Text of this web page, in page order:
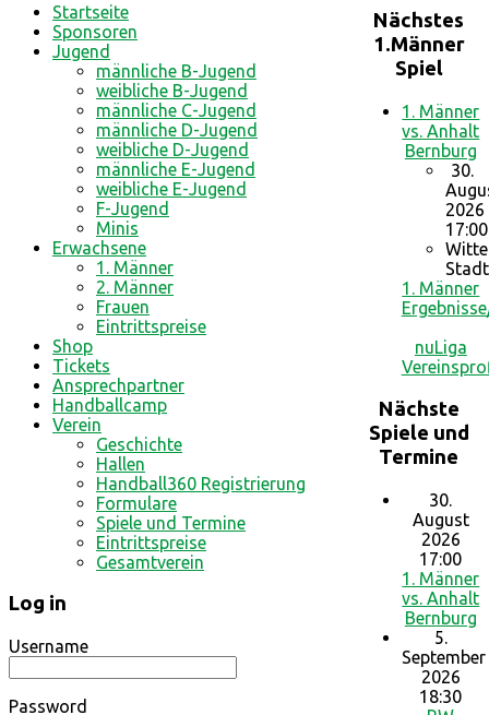
Nächstes
1.Männer
Spiel
1. Männer
vs. Anhalt
Bernburg
30.
2026
17:00
1. Männer
nuLiga
Nächste
Spiele und
Termine
30.
August
2026
17:00
1. Männer
vs. Anhalt
Bernburg
5.
September
2026
18:30
Startseite
Sponsoren
Jugend
männliche B-Jugend
weibliche B-Jugend
männliche C-Jugend
männliche D-Jugend
weibliche D-Jugend
männliche E-Jugend
weibliche E-Jugend
F-Jugend
Minis
Erwachsene
1. Männer
2. Männer
Frauen
Eintrittspreise
Shop
Tickets
Ansprechpartner
Handballcamp
Verein
Geschichte
Hallen
Handball360 Registrierung
Formulare
Spiele und Termine
Eintrittspreise
Gesamtverein
Log in
Username
Password